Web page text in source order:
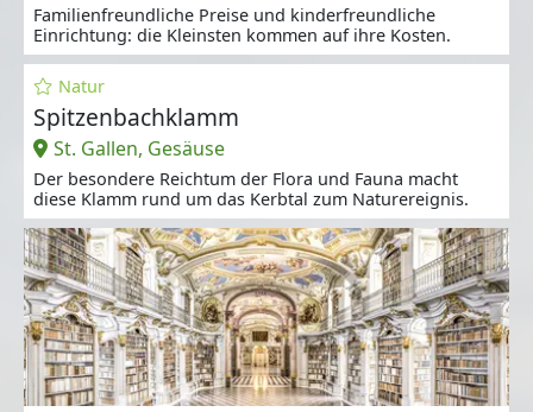
Familienfreundliche Preise und kinderfreundliche
Einrichtung: die Kleinsten kommen auf ihre Kosten.
Natur
Spitzenbachklamm
St. Gallen, Gesäuse
Der besondere Reichtum der Flora und Fauna macht
diese Klamm rund um das Kerbtal zum Naturereignis.